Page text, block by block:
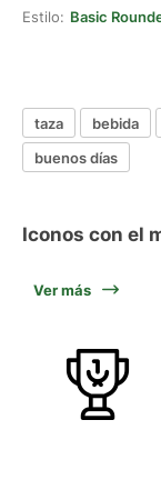
Estilo: Basic
taza bebida
buenos días
Iconos con el
Ver más